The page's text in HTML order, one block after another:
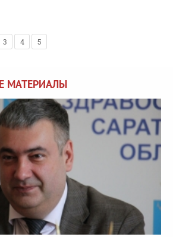
3 4 5
МАТЕРИАЛЫ